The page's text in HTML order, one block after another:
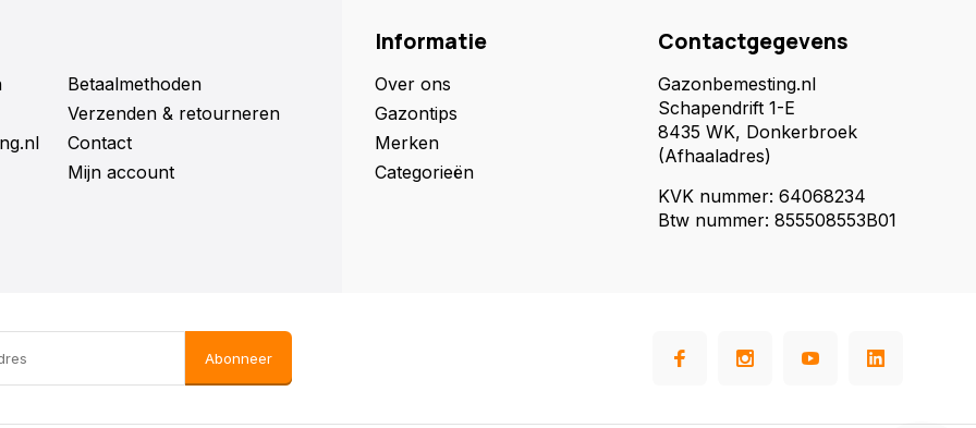
Betaalmethoden
Verzenden & retourneren
Contact
Mijn account
Informatie
Over ons
Gazontips
Merken
Categorieën
Contactgegevens
Gazonbemesting.nl
Schapendrift 1-E
8435 WK, Donkerbroek
(Afhaaladres)
KVK nummer: 64068234
Btw nummer: 855508553B01
Abonneer